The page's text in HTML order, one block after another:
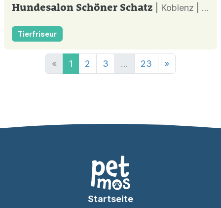
Hundesalon Schöner Schatz | Koblenz |
Tierfriseur
« 1 2 3 ... 23 »
Startseite